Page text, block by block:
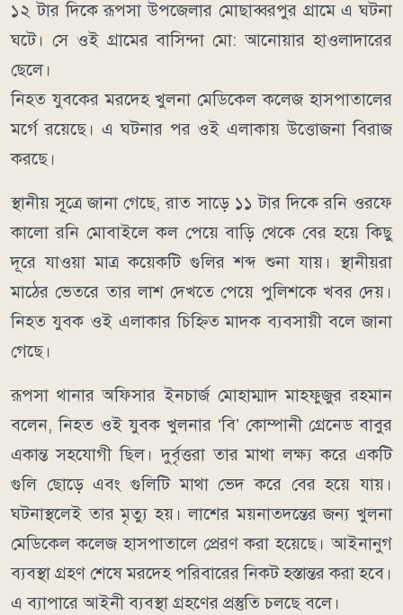
১২ টার দিকে রূপসা উপজেলার মোছাব্বরপুর গ্রামে এ ঘটনা
ঘটে। সে ওই গ্রামের বাসিন্দা মো: আনোয়ার হাওলাদারের
ছেলে।
নিহত যুবকের মরদেহ খুলনা মেডিকেল কলেজ হাসপাতালের
মর্গে রয়েছে। এ ঘটনার পর ওই এলাকায় উত্তোজনা বিরাজ
করছে।
স্থানীয় সূূত্রে জানা গেছে, রাত সাড়ে ১১ টার দিকে রনি ওরফে
কালো রনি মোবাইলে কল পেয়ে বাড়ি থেকে বের হয়ে কিছু
দূরে যাওয়া মাত্র কয়েকটি গুলির শব্দ শুনা যায়। স্থানীয়রা
মাঠের ভেতরে তার লাশ দেখতে পেয়ে পুলিশকে খবর দেয়।
নিহত যুবক ওই এলাকার চিহ্নিত মাদক ব্যবসায়ী বলে জানা
গেছে।
রূপসা থানার অফিসার ইনচার্জ মোহাম্মাদ মাহফুজুর রহমান
বলেন, নিহত ওই যুবক খুলনার ‘বি’ কোম্পানী গ্রেনেড বাবুর
একান্ত সহযোগী ছিল। দুর্বৃত্তরা তার মাথা লক্ষ্য করে একটি
গুলি ছোড়ে এবং গুলিটি মাথা ভেদ করে বের হয়ে যায়।
ঘটনাস্থলেই তার মৃত্যু হয়। লাশের ময়নাতদন্তের জন্য খুলনা
মেডিকেল কলেজ হাসপাতালে প্রেরণ করা হয়েছে। আইনানুগ
ব্যবস্থা গ্রহণ শেষে মরদেহ পরিবারের নিকট হস্তান্তর করা হবে।
এ ব্যাপারে আইনী ব্যবস্থা গ্রহণের প্রস্তুতি চলছে বলে।